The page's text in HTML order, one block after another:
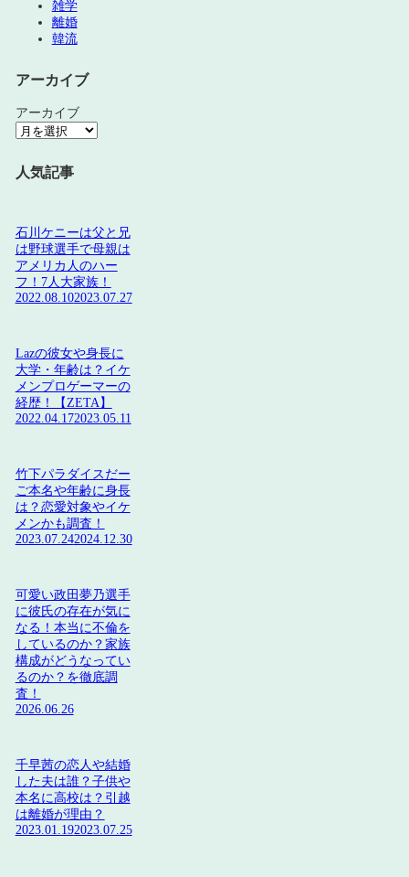
雑学
離婚
韓流
アーカイブ
アーカイブ
人気記事
石川ケニーは父と兄
は野球選手で母親は
アメリカ人のハー
フ！7人大家族！
2022.08.102023.07.27
Lazの彼女や身長に
大学・年齢は？イケ
メンプロゲーマーの
経歴！【ZETA】
2022.04.172023.05.11
竹下パラダイスだー
ご本名や年齢に身長
は？恋愛対象やイケ
メンかも調査！
2023.07.242024.12.30
可愛い政田夢乃選手
に彼氏の存在が気に
なる！本当に不倫を
しているのか？家族
構成がどうなってい
るのか？を徹底調
査！
2026.06.26
千早茜の恋人や結婚
した夫は誰？子供や
本名に高校は？引越
は離婚が理由？
2023.01.192023.07.25